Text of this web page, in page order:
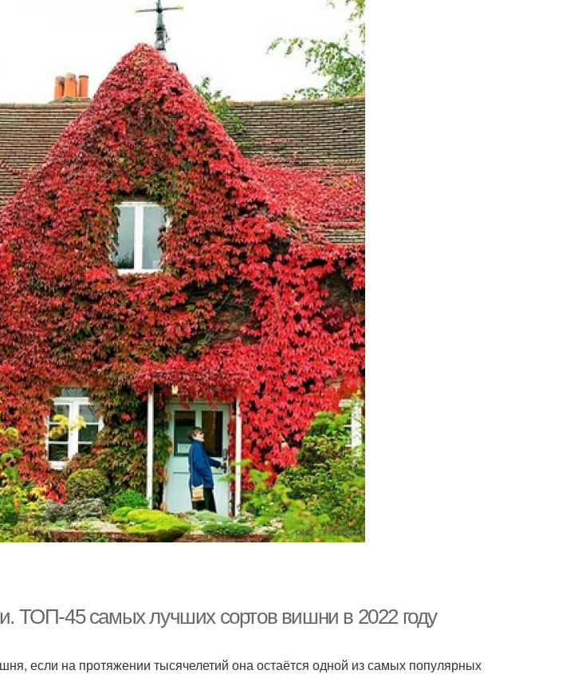
ТОП-45 самых лучших сортов вишни в 2022 году
если на протяжении тысячелетий она остаётся одной из самых популярных